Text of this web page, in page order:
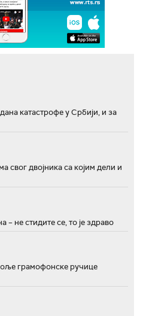
катастрофе у Србији, и за
свог двојника са којим дели и
– не стидите се, то је здраво
грамофонске ручице